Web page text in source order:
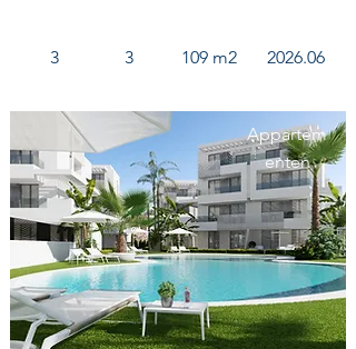
3 3 109 m2 2026.06
Appartem
enten